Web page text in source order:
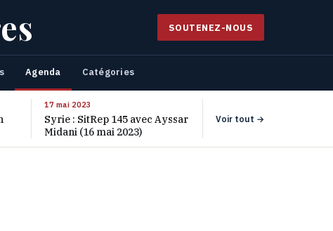
SOUTENEZ-NOUS
Agenda Catégories
17 mai 2023
Syrie : SitRep 145 avec Ayssar
Midani (16 mai 2023)
Voir tout →